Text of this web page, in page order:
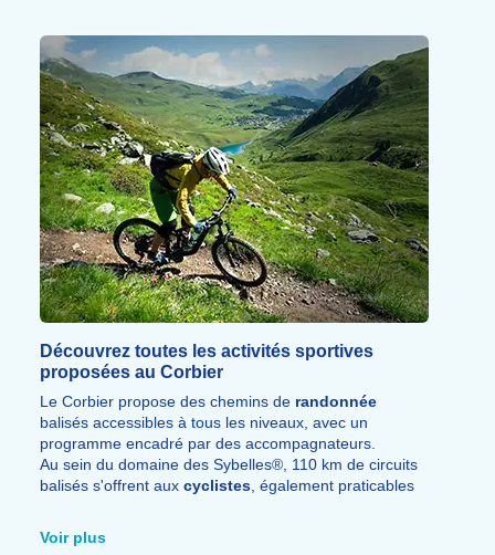
Découvrez toutes les activités sportives
proposées au Corbier
Le Corbier propose des chemins de randonnée
balisés accessibles à tous les niveaux, avec un
programme encadré par des accompagnateurs.
Au sein du domaine des Sybelles®, 110 km de circuits
balisés s'offrent aux cyclistes, également praticables
montagne.
La via ferrata, le canyoning, le parapente en tandem
Voir plus